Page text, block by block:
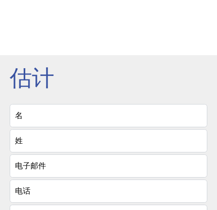
估计